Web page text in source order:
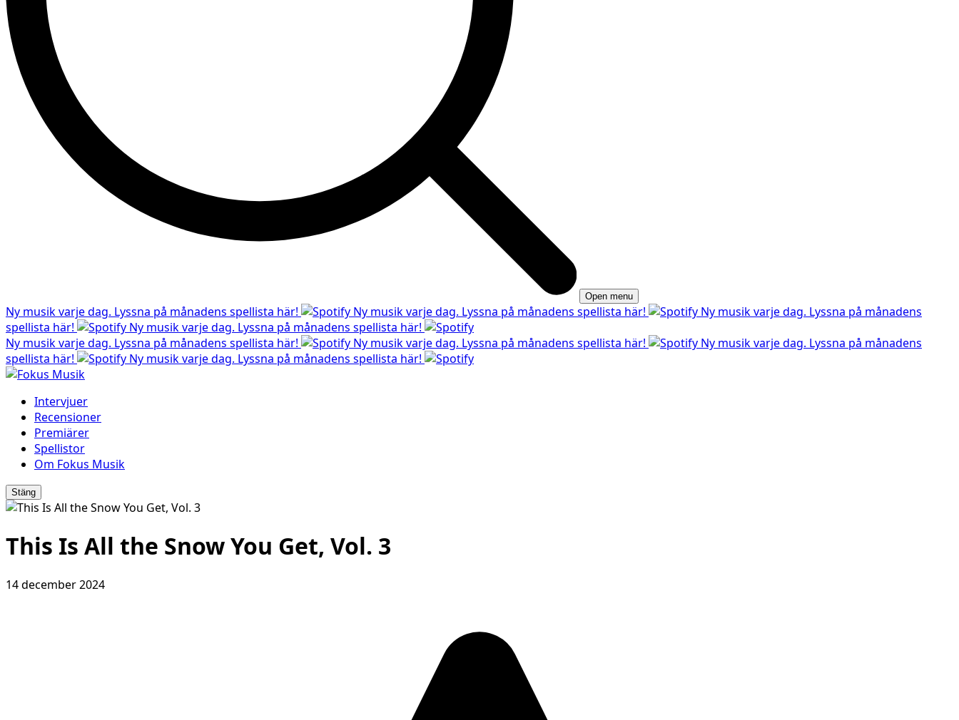
Open menu
Ny musik varje dag. Lyssna på månadens spellista här! Ny musik varje dag. Lyssna på månadens spellista här!
Ny musik varje dag. Lyssna på månadens
spellista här!
Ny musik varje dag. Lyssna på månadens spellista här!
Ny musik varje dag. Lyssna på månadens spellista här!
Ny musik varje dag. Lyssna på månadens spellista här!
Ny musik varje dag. Lyssna på månadens
spellista här!
Ny musik varje dag. Lyssna på månadens spellista här!
Intervjuer
Recensioner
Premiärer
Spellistor
Om Fokus Musik
Stäng
This Is All the Snow You Get, Vol. 3
14 december 2024